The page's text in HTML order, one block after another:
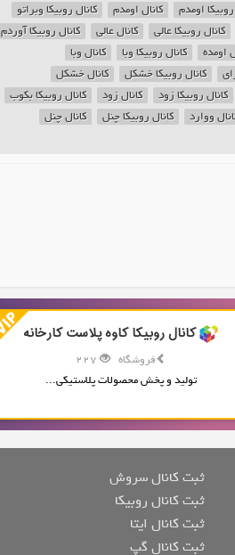
اومدم کانال اومدم
کانال روبیکا وبراتو
کانال روبیکا عالی کانال عالی
کانال روبیکا آوردم
اومده کانال روبیکا وبا
کانال وبا
کانال روبیکا خشکل
کانال خشکل
کانال روبیکا زود کانال زود
کانال روبیکا بکوب
ووارد کانال روبیکا چنل
کانال چنل
کانال روبیکا کاوه پلاست کارخانه
فروشگاه
تولید و پخش محصولات پلاستیکی...
ثبت کانال سروش
ثبت کانال روبیکا
ثبت کانال ایتا
ثبت کانال گپ